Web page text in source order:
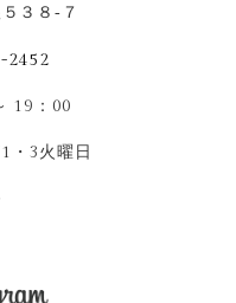
３８‐７
2452
19：00
・3火曜日